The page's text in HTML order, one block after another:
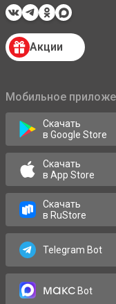
Акции
Мобильное
Скачать
в Google Store
Скачать
в App Store
Скачать
в RuStore
Telegram Bot
максBot